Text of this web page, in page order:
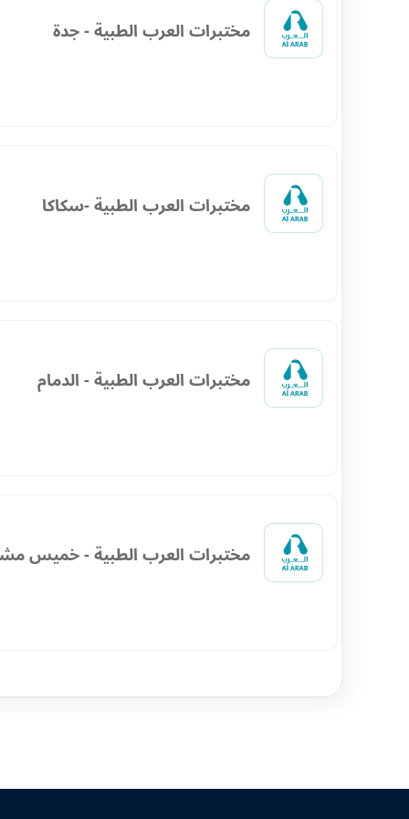
مختبرات العرب الطبية - جدة
مختبرات العرب الطبية -سكاكا
مختبرات العرب الطبية - الدمام
مختبرات العرب الطبية - خميس